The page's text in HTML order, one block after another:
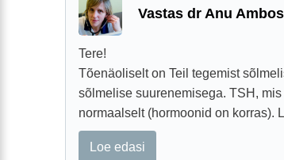
Vastas dr Anu Ambos
Tere!
Tõenäoliselt on Teil tegemist
sõlmelise suurenemisega. TSH,
normaalselt (hormoonid on korras).
Loe edasi